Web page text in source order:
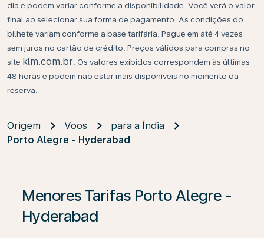
dia e podem variar conforme a disponibilidade. Você verá o valor
final ao selecionar sua forma de pagamento. As condições do
bilhete variam conforme a base tarifária. Pague em até 4 vezes
sem juros no cartão de crédito. Preços válidos para compras no
site klm.com.br . Os valores exibidos correspondem às últimas
48 horas e podem não estar mais disponíveis no momento da
reserva.
Origem Voos
para a Índia
Porto Alegre - Hyderabad
Menores Tarifas Porto Alegre -
Hyderabad
Se não forem encontrados resultados, clique em